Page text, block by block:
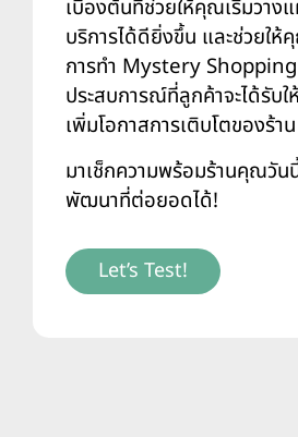
เบื้องต้นที่ช่วยให้คุณเริ่มวาง
บริการได้ดียิ่งขึ้น และช่วยใ
การทำ Mystery
ประสบการณ์ที่ลูกค้าจะได้รับ
เพิ่มโอกาสการเติบโตของร้าน
มาเช็กความพร้อมร้านคุณวัน
พัฒนาที่ต่อยอดได้!
Let’s Test!